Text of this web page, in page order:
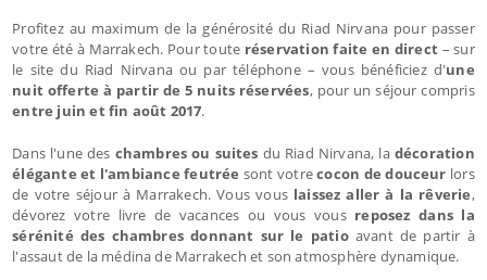
Profitez au maximum de la générosité du Riad Nirvana pour passer
votre été à Marrakech. Pour toute réservation faite en direct – sur
le site du Riad Nirvana ou par téléphone – vous bénéficiez d'une
nuit offerte à partir de 5 nuits réservées, pour un séjour compris
entre juin et fin août 2017.
Dans l'une des chambres ou suites du Riad Nirvana, la décoration
élégante et l'ambiance feutrée sont votrecocon de douceur lors
de votre séjour à Marrakech. Vous vous laissez aller à la rêverie,
dévorez votre livre de vacances ou vous vous reposez dans la
sérénité des chambres donnant sur le patio avant de partir à
l'assaut de la médina de Marrakech et son atmosphère dynamique.